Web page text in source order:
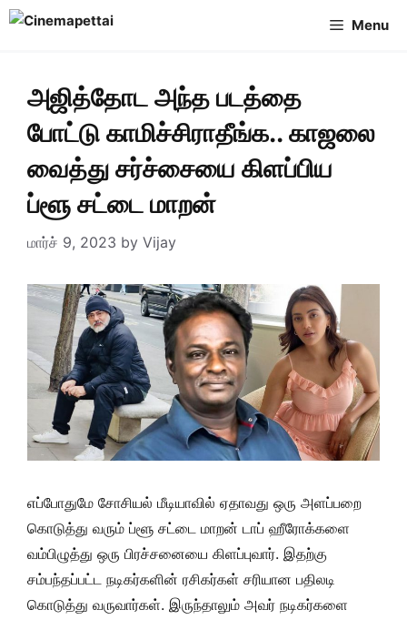
Skip
Menu
அஜித்தோட அந்த படத்தை
போட்டு காமிச்சிராதீங்க.. காஜலை
வைத்து சர்ச்சையை கிளப்பிய
ப்ளூ சட்டை மாறன்
மார்ச் 9, 2023 by Vijay
எப்போதுமே சோசியல் மீடியாவில் ஏதாவது ஒரு அளப்பறை
கொடுத்து வரும் ப்ளூ சட்டை மாறன் டாப் ஹீரோக்களை
வம்பிழுத்து ஒரு பிரச்சனையை கிளப்புவார். இதற்கு
சம்பந்தப்பட்ட நடிகர்களின் ரசிகர்கள் சரியான பதிலடி
கொடுத்து வருவார்கள். இருந்தாலும் அவர் நடிகர்களை